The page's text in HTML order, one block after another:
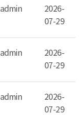
admin
2026-
07-29
admin
2026-
07-29
admin
2026-
07-29